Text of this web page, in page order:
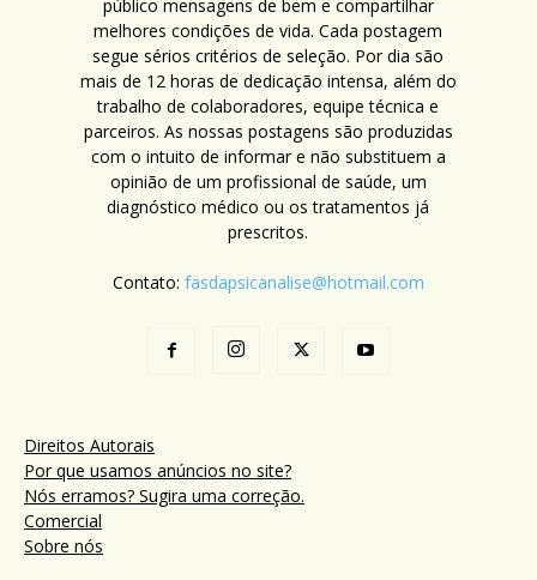
público mensagens de bem e compartilhar
melhores condições de vida. Cada postagem
segue sérios critérios de seleção. Por dia são
mais de 12 horas de dedicação intensa, além do
trabalho de colaboradores, equipe técnica e
parceiros. As nossas postagens são produzidas
com o intuito de informar e não substituem a
opinião de um profissional de saúde, um
diagnóstico médico ou os tratamentos já
prescritos.
Contato: fasdapsicanalise@hotmail.com
Direitos Autorais
Por que usamos anúncios no site?
Nós erramos? Sugira uma correção.
Comercial
Sobre nós